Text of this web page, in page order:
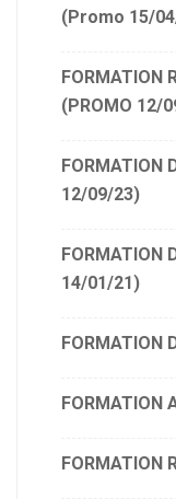
(Promo 15/
FORMATION
(PROMO 12/
FORMATION
12/09/23)
FORMATION
14/01/21)
FORMATION
FORMATION
FORMATION